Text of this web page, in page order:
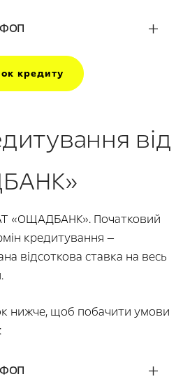
ФОП
кредиту
від
«ОЩАДБАНК». Початковий
кредитування —
відсоткова ставка на весь
нижче, щоб побачити умови
ФОП